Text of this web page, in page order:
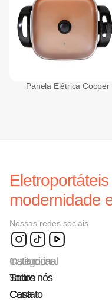
Panela Elétrica Cooper
modernidade
Nossas redes sociais
Categorias
Todos
Casa
Institucional
Sobre nós
Contato